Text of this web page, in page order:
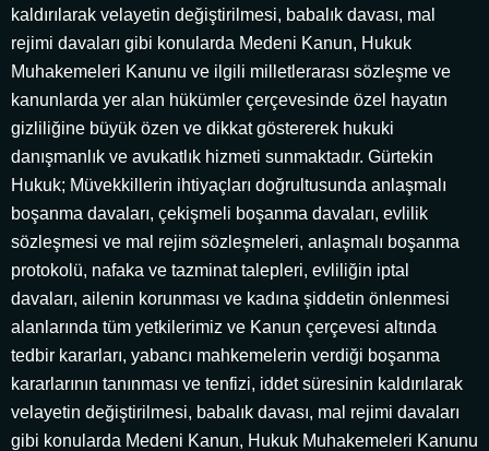
kaldırılarak velayetin değiştirilmesi, babalık davası, mal
rejimi davaları gibi konularda Medeni Kanun, Hukuk
Muhakemeleri Kanunu ve ilgili milletlerarası sözleşme ve
kanunlarda yer alan hükümler çerçevesinde özel hayatın
gizliliğine büyük özen ve dikkat göstererek hukuki
danışmanlık ve avukatlık hizmeti sunmaktadır. Gürtekin
Hukuk; Müvekkillerin ihtiyaçları doğrultusunda anlaşmalı
boşanma davaları, çekişmeli boşanma davaları, evlilik
sözleşmesi ve mal rejim sözleşmeleri, anlaşmalı boşanma
protokolü, nafaka ve tazminat talepleri, evliliğin iptal
davaları, ailenin korunması ve kadına şiddetin önlenmesi
alanlarında tüm yetkilerimiz ve Kanun çerçevesi altında
tedbir kararları, yabancı mahkemelerin verdiği boşanma
kararlarının tanınması ve tenfizi, iddet süresinin kaldırılarak
velayetin değiştirilmesi, babalık davası, mal rejimi davaları
gibi konularda Medeni Kanun, Hukuk Muhakemeleri Kanunu